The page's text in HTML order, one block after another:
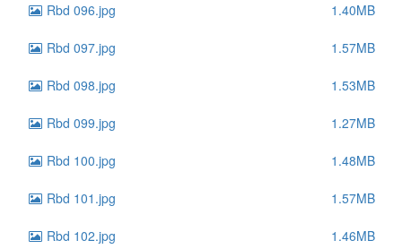
Rbd 096.jpg 1.40MB
Rbd 097.jpg 1.57MB
Rbd 098.jpg 1.53MB
Rbd 099.jpg 1.27MB
Rbd 100.jpg 1.48MB
Rbd 101.jpg 1.57MB
Rbd 102.jpg 1.46MB